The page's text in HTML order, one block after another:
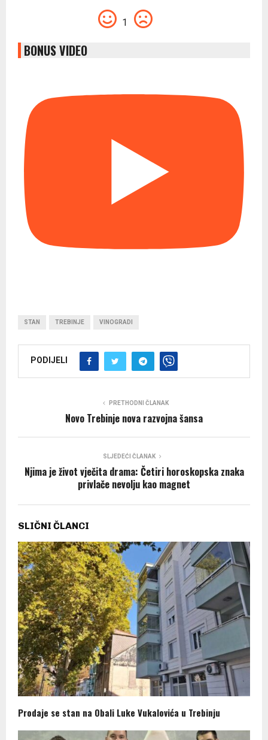
1
BONUS VIDEO
STAN TREBINJE VINOGRADI
PODIJELI
PRETHODNI ČLANAK
Novo Trebinje nova razvojna šansa
SLJEDEĆI ČLANAK
Njima je život vječita drama: Četiri horoskopska znaka
privlače nevolju kao magnet
SLIČNI ČLANCI
Prodaje se stan na Obali Luke Vukalovića u Trebinju